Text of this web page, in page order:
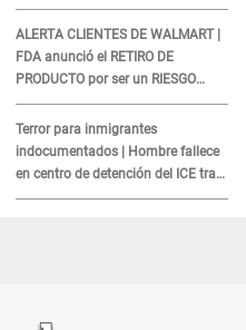
ALERTA CLIENTES DE WALMART |
FDA anunció el RETIRO DE
PRODUCTO por ser un RIESGO
MORTAL para consumidores: ¿Cuál
es?
Terror para inmigrantes
indocumentados | Hombre fallece
en centro de detención del ICE tras
sufrir una "emergencia médica"